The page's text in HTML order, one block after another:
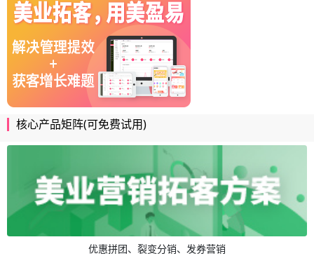
核心产品矩阵(可免费试用)
优惠拼团、裂变分销、发券营销